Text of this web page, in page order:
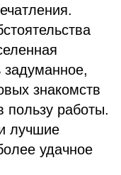
знакомств
пользу работы.
лучшие
удачное